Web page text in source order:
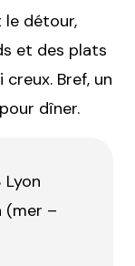
le détour,
et des plats
Bref, un
dîner.
(mer –